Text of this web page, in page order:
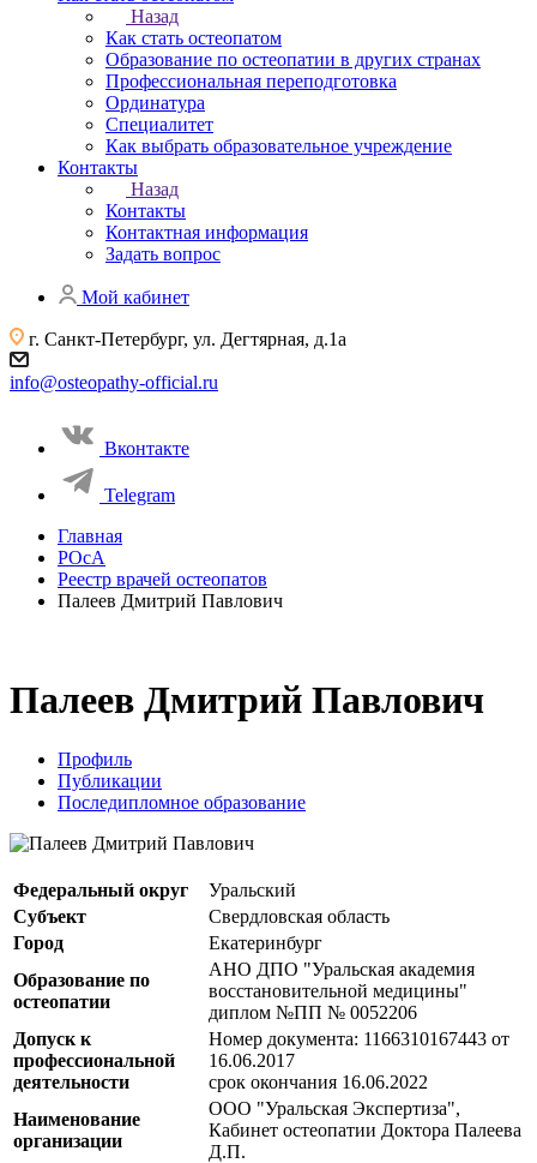
Назад
Как стать остеопатом
Образование по остеопатии в других странах
Профессиональная переподготовка
Ординатура
Специалитет
Как выбрать образовательное учреждение
Контакты
Назад
Контакты
Контактная информация
Задать вопрос
Мой кабинет
г. Санкт-Петербург, ул. Дегтярная, д.1а
info@osteopathy-official.ru
Вконтакте
Telegram
Главная
РОсА
Реестр врачей остеопатов
Палеев Дмитрий Павлович
Палеев Дмитрий Павлович
Профиль
Публикации
Последипломное образование
Федеральный округ
Уральский
Субъект
Свердловская область
Город
Екатеринбург
Образование по
остеопатии
АНО ДПО "Уральская академия
восстановительной медицины"
диплом №ПП № 0052206
Допуск к
профессиональной
деятельности
Номер документа: 1166310167443 от
16.06.2017
срок окончания 16.06.2022
Наименование
организации
ООО "Уральская Экспертиза",
Кабинет остеопатии Доктора Палеева
Д.П.